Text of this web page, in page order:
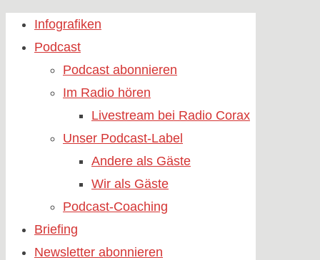
Skip
Infografiken
Podcast
Podcast abonnieren
Im Radio hören
Livestream bei Radio Corax
Unser Podcast-Label
Andere als Gäste
Wir als Gäste
Podcast-Coaching
Briefing
Newsletter abonnieren